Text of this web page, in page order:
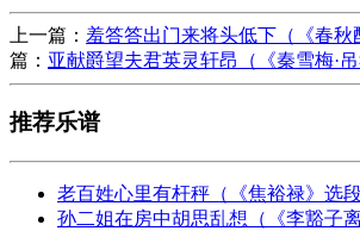
上一篇： 羞答答出门来将头低下（《春秋
篇： 亚献爵望夫君英灵轩昂（《秦雪梅·吊
推荐乐谱
老百姓心里有杆秤（《焦裕禄》选段
孙二姐在房中胡思乱想（《李豁子